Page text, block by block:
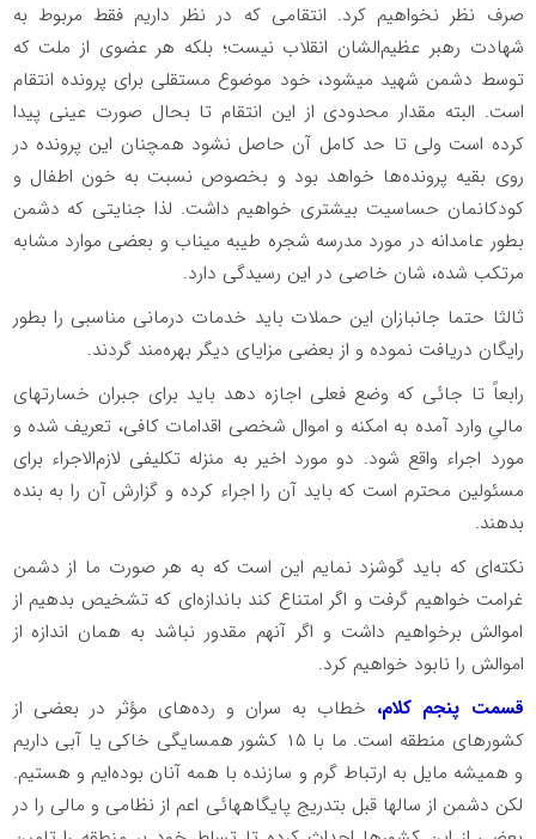
صرف نظر نخواهیم کرد. انتقامی که در نظر داریم فقط مربوط به
شهادت رهبر عظیم‌الشان انقلاب نیست؛ بلکه هر عضوی از ملت که
توسط دشمن شهید میشود، خود موضوع مستقلی برای پرونده انتقام
است. البته مقدار محدودی از این انتقام تا بحال صورت عینی پیدا
کرده است ولی تا حد کامل آن حاصل نشود همچنان این پرونده در
روی بقیه پرونده‌ها خواهد بود و بخصوص نسبت به خون اطفال و
کودکانمان حساسیت‌ بیشتری خواهیم داشت. لذا جنایتی که دشمن
بطور عامدانه در مورد مدرسه شجره طیبه میناب و بعضی موارد مشابه
مرتکب شده، شان خاصی در این رسیدگی دارد.
ثالثا حتما جانبازان این حملات باید خدمات درمانی مناسبی را بطور
رایگان دریافت نموده و از بعضی مزایای دیگر بهره‌مند گردند.
رابعاً تا جائی که وضع فعلی اجازه دهد باید برای جبران خسارتهای
مالیِ وارد آمده به امکنه و اموال شخصی اقدامات کافی، تعریف شده و
مورد اجراء واقع شود. دو مورد اخیر به منزله تکلیفی لازم‌الاجراء برای
مسئولین محترم است که باید آن را اجراء کرده و گزارش آن را به بنده
بدهند.
نکته‌ای که باید گوشزد نمایم این است که به هر صورت ما از دشمن
غرامت خواهیم گرفت و اگر امتناع کند باندازه‌ای که تشخیص بدهیم از
اموالش برخواهیم داشت و اگر آنهم مقدور نباشد به همان اندازه از
اموالش را نابود خواهیم کرد.
قسمت پنجم کلام، خطاب به سران و رده‌های مؤثر در بعضی از
کشورهای منطقه است. ما با ۱۵ کشور همسایگی خاکی یا آبی داریم
و همیشه مایل به ارتباط گرم و سازنده با همه آنان بوده‌ایم و هستیم.
لکن دشمن از سالها قبل بتدریج پایگاههائی اعم از نظامی و مالی را در